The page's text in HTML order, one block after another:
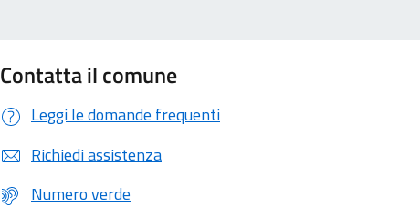
Contatta il comune
Leggi le domande frequenti
Richiedi assistenza
Numero verde